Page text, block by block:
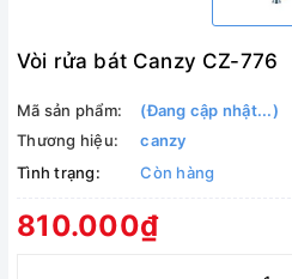
Vòi rửa bát Canzy CZ-776
Mã sản phẩm:
(Đang cập nhật...)
Thương hiệu:
canzy
Tình trạng:
Còn hàng
810.000₫